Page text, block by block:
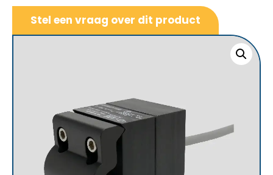
Stel een vraag over dit product